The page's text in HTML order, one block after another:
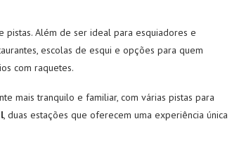
Além de ser ideal para esquiadores e
escolas de esqui e opções para quem
com raquetes.
mais tranquilo e familiar, com várias pistas para
, duas estações que oferecem uma experiência única